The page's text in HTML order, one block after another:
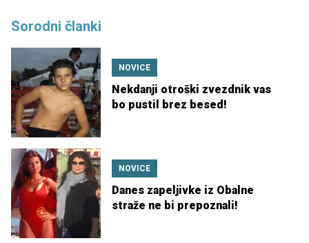
Sorodni članki
NOVICE
Nekdanji otroški zvezdnik vas
bo pustil brez besed!
NOVICE
Danes zapeljivke iz Obalne
straže ne bi prepoznali!